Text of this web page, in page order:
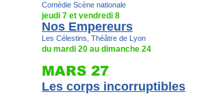
Comédie Scène nationale
jeudi 7 et vendredi 8
Nos Empereurs
Les Célestins, Théâtre de Lyon
du mardi 20 au dimanche 24
MARS 27
Les corps incorruptibles